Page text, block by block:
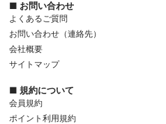
■ お問い合わせ
よくあるご質問
お問い合わせ（連絡先）
会社概要
サイトマップ
■ 規約について
会員規約
ポイント利用規約